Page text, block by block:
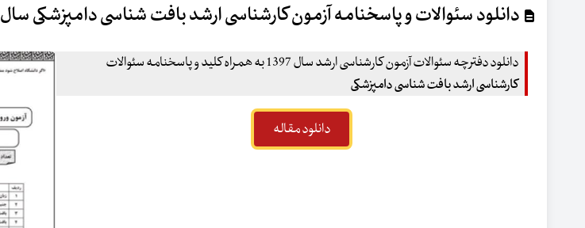
دانلود سئوالات و پاسخنامه آزمون کارشناسی ارشد بافت شناسی دامپزشکی سال 97
دانلود دفترچه سئوالات آزمون کارشناسی ارشد سال 1397 به همراه کلید و پاسخنامه سئوالات
کارشناسی ارشد بافت شناسی دامپزشکی
دانلود مقاله